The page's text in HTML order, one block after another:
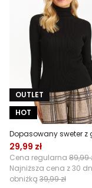
OUTLET
HOT
Dopasowany sweter z
29,99 zł
Cena regularna 89,99
Najniższa cena z 30
obniżką 39,99 zł